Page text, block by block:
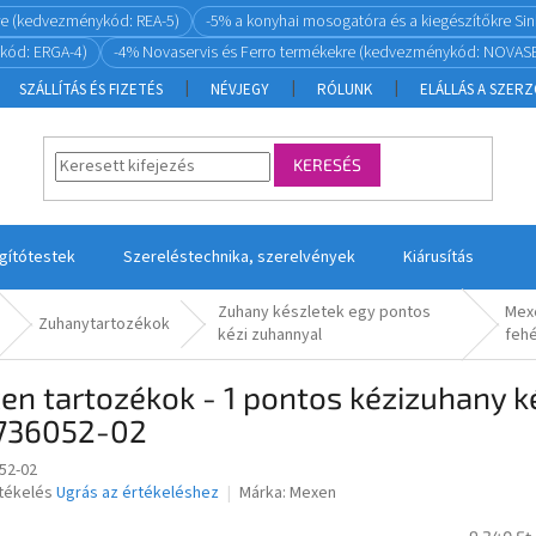
(kedvezménykód: REA-5)
-5% a konyhai mosogatóra és a kiegészítőkre
ERGA-4)
-4% Novaservis és Ferro termékekre (kedvezménykód:
SZÁLLÍTÁS ÉS FIZETÉS NÉVJEGY RÓLUNK ELÁLLÁS A
KERESÉS
Szereléstechnika, szerelvények Kiárusítás
Zuhanytartozékok
Zuhany készletek egy pontos
kézi zuhannyal
tartozékok - 1 pontos kézizuhany
02
02
Ugrás az értékeléshez Márka: Mexen